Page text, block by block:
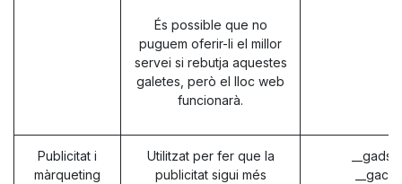
És possible que no
puguem oferir-li el millor
servei si rebutja aquestes
galetes, però el lloc web
funcionarà.
Publicitat i
màrqueting
Utilitzat per fer que la
publicitat sigui més
__gac